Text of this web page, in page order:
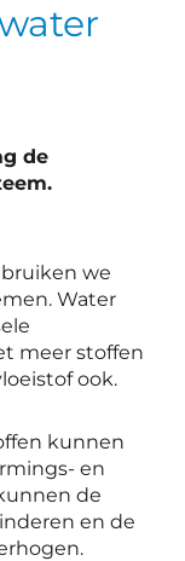
de
we
Water
meer stoffen
ook.
kunnen
en
de
en de